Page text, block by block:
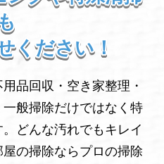
ください！
品回収・空き家整理・
般掃除だけではなく特
どんな汚れでもキレイ
の掃除ならプロの掃除